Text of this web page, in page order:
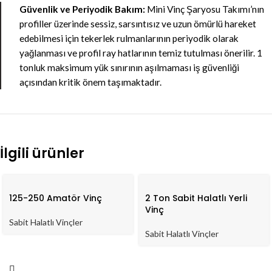
Güvenlik ve Periyodik Bakım: Mini Vinç Şaryosu Takımı’nın
profiller üzerinde sessiz, sarsıntısız ve uzun ömürlü hareket
edebilmesi için tekerlek rulmanlarının periyodik olarak
yağlanması ve profil ray hatlarının temiz tutulması önerilir. 1
tonluk maksimum yük sınırının aşılmaması iş güvenliği
açısından kritik önem taşımaktadır.
İlgili ürünler
125-250 Amatör Vinç
Sabit Halatlı Vinçler
2 Ton Sabit Halatlı Yerli
Vinç
Sabit Halatlı Vinçler